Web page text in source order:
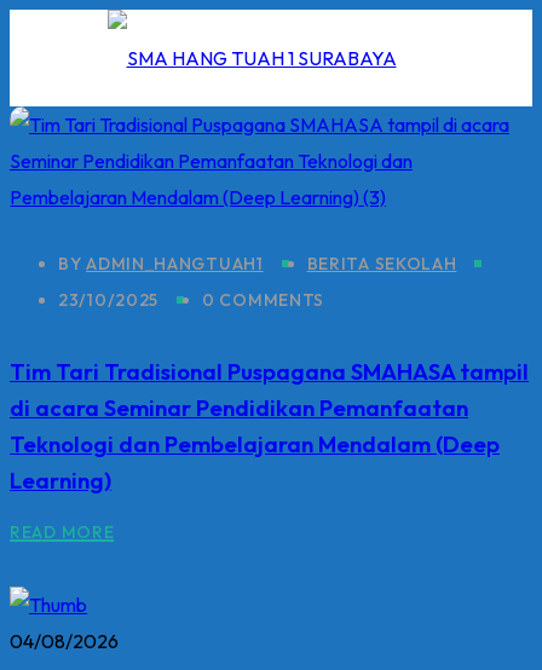
Tuah
BYADMIN_HANGTUAH1
BERITA SEKOLAH
23/10/2025
0 COMMENTS
Tim Tari Tradisional Puspagana SMAHASA tampil
di acara Seminar Pendidikan Pemanfaatan
Teknologi dan Pembelajaran Mendalam (Deep
Learning)
READ MORE
04/08/2026